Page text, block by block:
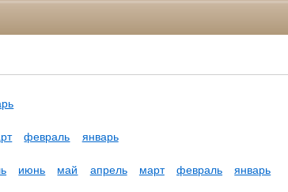
февраль
январь
июнь май апрель март февраль
январь